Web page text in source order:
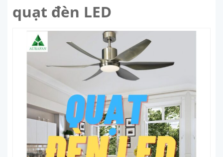
quạt đèn LED